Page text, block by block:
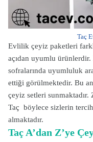
Taç
Evlilik çeyiz paketleri
açıdan uyumlu ürünlerdir.
sofralarında uyumluluk
ettiği görülmektedir. Bu
çeyiz setleri sunmaktadır.
Taç böylece sizlerin
almaktadır.
Taç A’dan Z’ye